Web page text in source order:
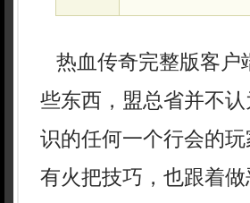
热血传奇完整版客户
些东西，盟总省并不
识的任何一个行会的
有火把技巧，也跟着